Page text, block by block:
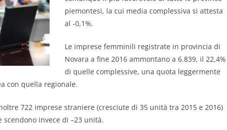
piemontesi, la cui media complessiva si attesta
al -0,1%.
Le imprese femminili registrate in provincia di
Novara a fine 2016 ammontano a 6.839, il 22,4%
di quelle complessive, una quota leggermente
con quella regionale.
722 imprese straniere (cresciute di 35 unità tra 2015 e 2016)
scendono invece di –23 unità.